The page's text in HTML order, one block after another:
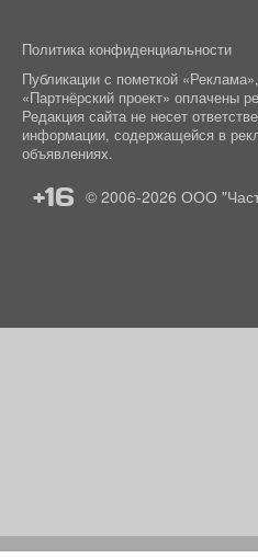
Политика конфиденциальности
Публикации с пометкой
«Партнёрский проект» оплачены
Редакция сайта не несет
информации, содержащейся в
объявлениях.
+16 © 2006-2026 ООО